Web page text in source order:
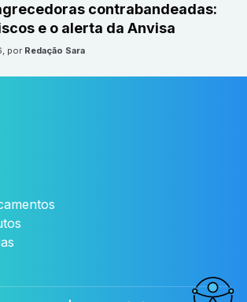
contrabandeadas:
e o alerta da Anvisa
, por Redação Sara